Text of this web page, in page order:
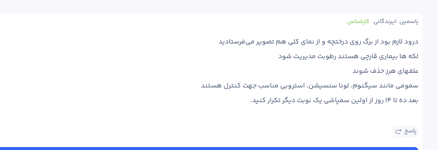
کارشناس یاسمین  ایرندگانی
بعد ده تا ۱۴ روز از اولین سمپاشی یک نوبت دیگر تکرار کنید.
پاسخ